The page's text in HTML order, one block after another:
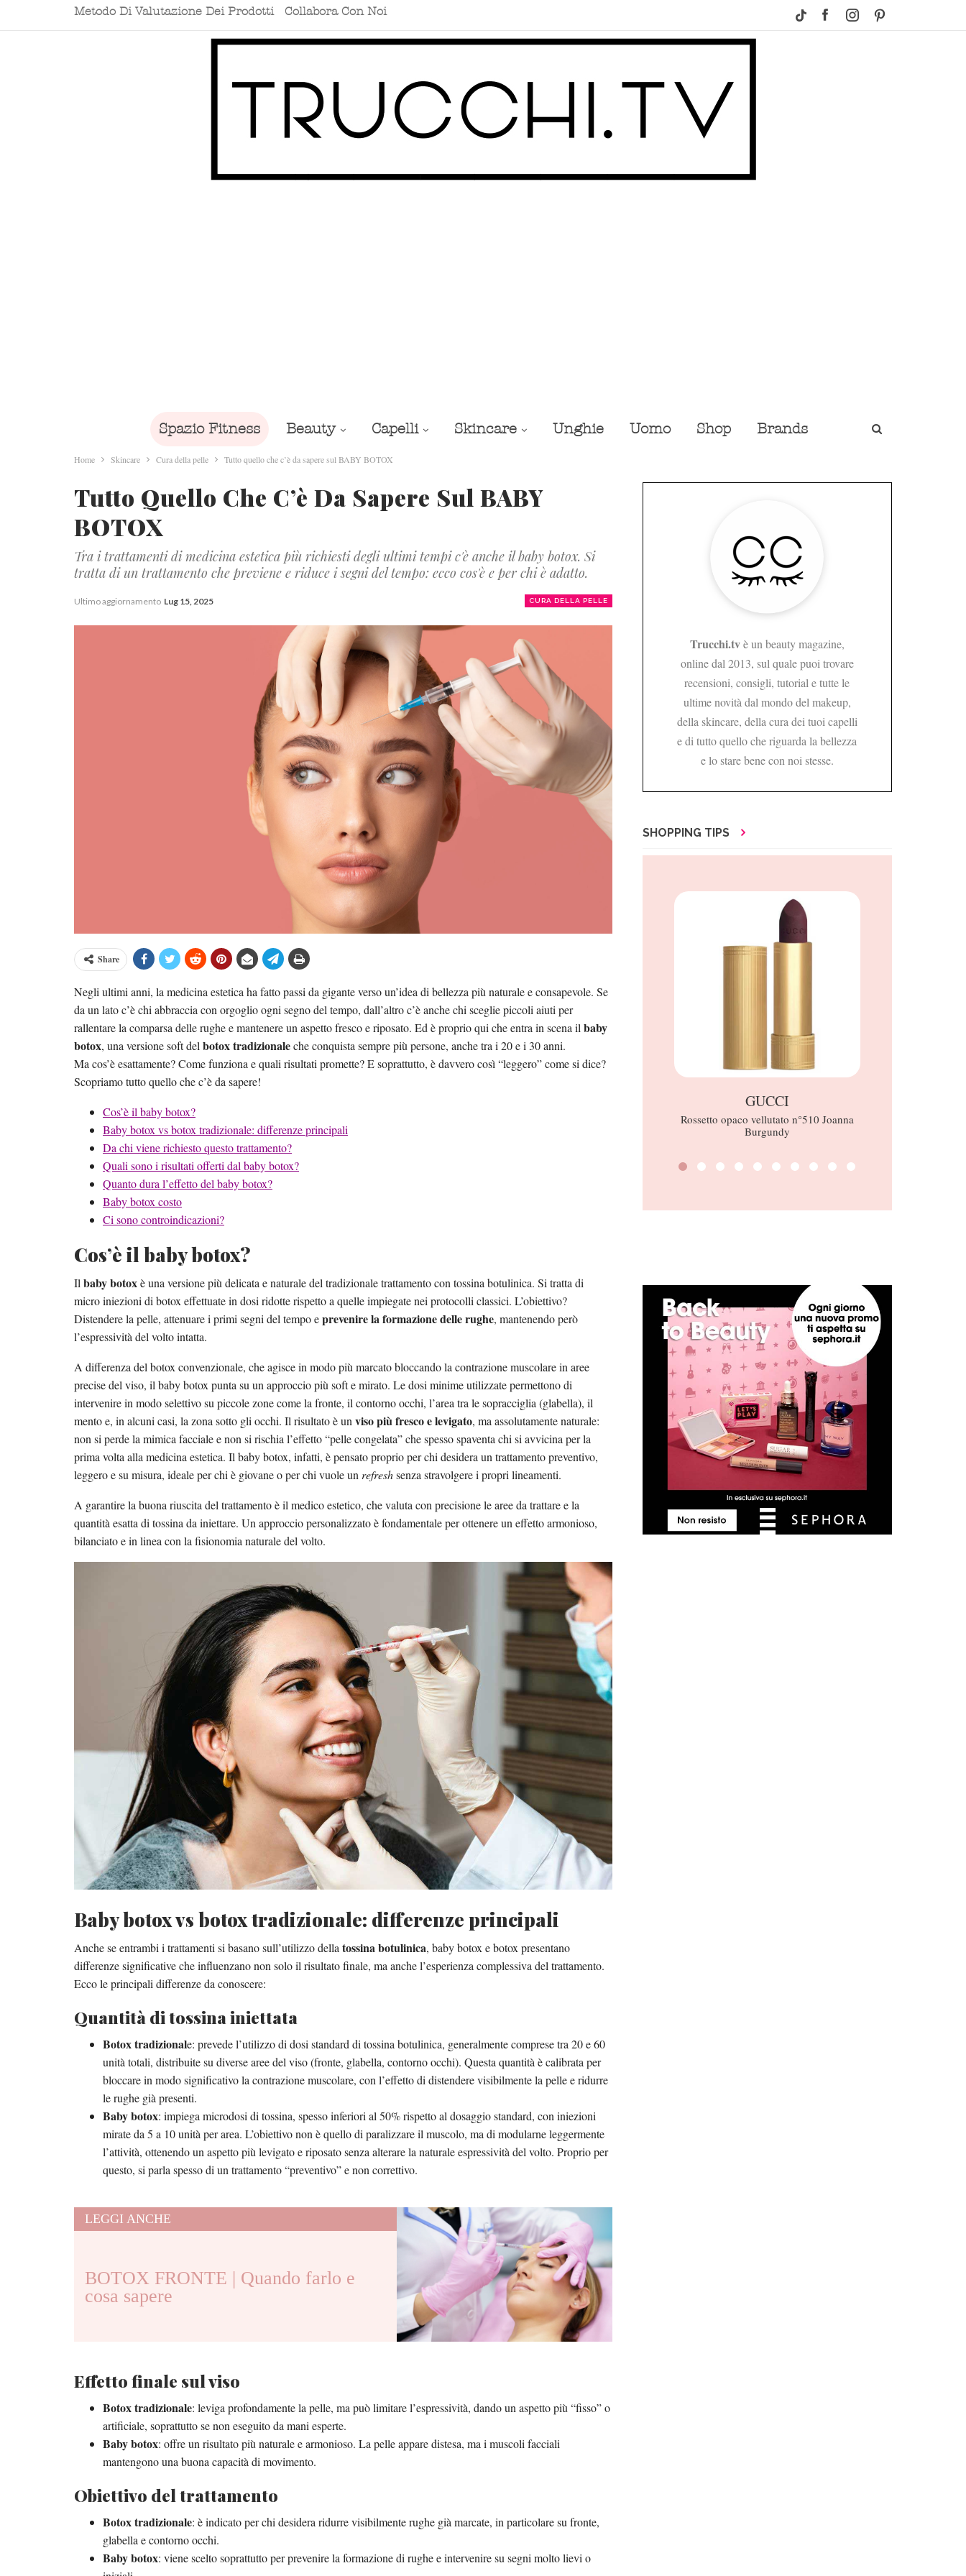
Metodo Di Valutazione Dei Prodotti Collabora Con Noi
Spazio Fitness Beauty Capelli Skincare Unghie Uomo Shop Brands
Home Skincare Cura della pelle Tutto quello che c’è da sapere sul BABY BOTOX
Tutto Quello Che C’è Da Sapere Sul BABY
BOTOX
Tra i trattamenti di medicina estetica più richiesti degli ultimi tempi c'è anche il baby botox. Si
tratta di un trattamento che previene e riduce i segni del tempo: ecco cos'è e per chi è adatto.
CURA DELLA PELLE
Ultimo aggiornamento Lug 15, 2025
Share
Negli ultimi anni, la medicina estetica ha fatto passi da gigante verso un’idea di bellezza più naturale e consapevole. Se
da un lato c’è chi abbraccia con orgoglio ogni segno del tempo, dall’altro c’è anche chi sceglie piccoli aiuti per
rallentare la comparsa delle rughe e mantenere un aspetto fresco e riposato. Ed è proprio qui che entra in scena il baby
botox, una versione soft del botox tradizionaleche conquista sempre più persone, anche tra i 20 e i 30 anni.
Ma cos’è esattamente? Come funziona e quali risultati promette? E soprattutto, è davvero così “leggero” come si dice?
Scopriamo tutto quello che c’è da sapere!
Cos’è il baby botox?
Baby botox vs botox tradizionale: differenze principali
Da chi viene richiesto questo trattamento?
Quali sono i risultati offerti dal baby botox?
Quanto dura l’effetto del baby botox?
Baby botox costo
Ci sono controindicazioni?
Cos’è il baby botox?
Il baby botoxè una versione più delicata e naturale del tradizionale trattamento con tossina botulinica. Si tratta di
micro iniezioni di botox effettuate in dosi ridotte rispetto a quelle impiegate nei protocolli classici. L’obiettivo?
Distendere la pelle, attenuare i primi segni del tempo eprevenire la formazione delle rughe, mantenendo però
l’espressività del volto intatta.
A differenza del botox convenzionale, che agisce in modo più marcato bloccando la contrazione muscolare in aree
precise del viso, il baby botox punta su un approccio più soft e mirato. Le dosi minime utilizzate permettono di
intervenire in modo selettivo su piccole zone come la fronte, il contorno occhi, l’area tra le sopracciglia (glabella), il
mento e, in alcuni casi, la zona sotto gli occhi. Il risultato è un viso più fresco e levigato, ma assolutamente naturale:
non si perde la mimica facciale e non si rischia l’effetto “pelle congelata” che spesso spaventa chi si avvicina per la
prima volta alla medicina estetica. Il baby botox, infatti, è pensato proprio per chi desidera un trattamento preventivo,
leggero e su misura, ideale per chi è giovane o per chi vuole un refreshsenza stravolgere i propri lineamenti.
A garantire la buona riuscita del trattamento è il medico estetico, che valuta con precisione le aree da trattare e la
quantità esatta di tossina da iniettare. Un approccio personalizzato è fondamentale per ottenere un effetto armonioso,
bilanciato e in linea con la fisionomia naturale del volto.
Baby botox vs botox tradizionale: differenze principali
Anche se entrambi i trattamenti si basano sull’utilizzo della tossina botulinica, baby botox e botox presentano
differenze significative che influenzano non solo il risultato finale, ma anche l’esperienza complessiva del trattamento.
Ecco le principali differenze da conoscere:
Quantità di tossina iniettata
Botox tradizionale: prevede l’utilizzo di dosi standard di tossina botulinica, generalmente comprese tra 20 e 60
unità totali, distribuite su diverse aree del viso (fronte, glabella, contorno occhi). Questa quantità è calibrata per
bloccare in modo significativo la contrazione muscolare, con l’effetto di distendere visibilmente la pelle e ridurre
le rughe già presenti.
Baby botox: impiega microdosi di tossina, spesso inferiori al 50% rispetto al dosaggio standard, con iniezioni
mirate da 5 a 10 unità per area. L’obiettivo non è quello di paralizzare il muscolo, ma di modularne leggermente
l’attività, ottenendo un aspetto più levigato e riposato senza alterare la naturale espressività del volto. Proprio per
questo, si parla spesso di un trattamento “preventivo” e non correttivo.
LEGGI ANCHE
BOTOX FRONTE | Quando farlo e
cosa sapere
Effetto finale sul viso
Botox tradizionale: leviga profondamente la pelle, ma può limitare l’espressività, dando un aspetto più “fisso” o
artificiale, soprattutto se non eseguito da mani esperte.
Baby botox: offre un risultato più naturale e armonioso. La pelle appare distesa, ma i muscoli facciali
mantengono una buona capacità di movimento.
Obiettivo del trattamento
Botox tradizionale: è indicato per chi desidera ridurre visibilmente rughe già marcate, in particolare su fronte,
glabella e contorno occhi.
Baby botox: viene scelto soprattutto per prevenire la formazione di rughe e intervenire su segni molto lievi o
Trucchi.tvè un beauty magazine,
online dal 2013, sul quale puoi trovare
recensioni, consigli, tutorial e tutte le
ultime novità dal mondo del makeup,
della skincare, della cura dei tuoi capelli
e di tutto quello che riguarda la bellezza
e lo stare bene con noi stesse.
SHOPPING TIPS
GUCCI
Rossetto opaco vellutato n°510 Joanna
Burgundy